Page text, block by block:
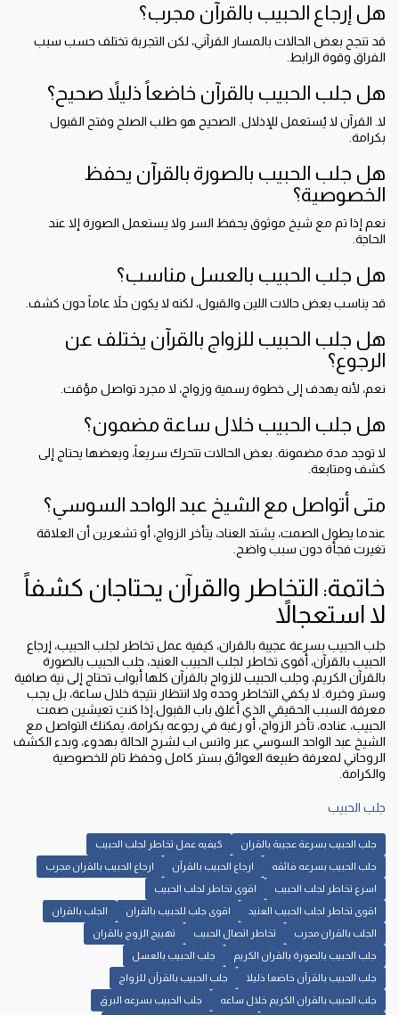
هل إرجاع الحبيب بالقرآن مجرب؟
قد تنجح بعض الحالات بالمسار القرآني، لكن التجربة تختلف حسب سبب
الفراق وقوة الرابط.
هل جلب الحبيب بالقرآن خاضعاً ذليلاً صحيح؟
لا. القرآن لا يُستعمل للإذلال. الصحيح هو طلب الصلح وفتح القبول
بكرامة.
هل جلب الحبيب بالصورة بالقرآن يحفظ
الخصوصية؟
نعم إذا تم مع شيخ موثوق يحفظ السر ولا يستعمل الصورة إلا عند
الحاجة.
هل جلب الحبيب بالعسل مناسب؟
قد يناسب بعض حالات اللين والقبول، لكنه لا يكون حلاً عاماً دون كشف.
هل جلب الحبيب للزواج بالقرآن يختلف عن
الرجوع؟
نعم، لأنه يهدف إلى خطوة رسمية وزواج، لا مجرد تواصل مؤقت.
هل جلب الحبيب خلال ساعة مضمون؟
لا توجد مدة مضمونة. بعض الحالات تتحرك سريعاً، وبعضها يحتاج إلى
كشف ومتابعة.
متى أتواصل مع الشيخ عبد الواحد السوسي؟
عندما يطول الصمت، يشتد العناد، يتأخر الزواج، أو تشعرين أن العلاقة
تغيرت فجأة دون سبب واضح.
خاتمة: التخاطر والقرآن يحتاجان كشفاً
لا استعجالاً
جلب الحبيب بسرعة عجيبة بالقران، كيفية عمل تخاطر لجلب الحبيب، إرجاع
الحبيب بالقرآن، أقوى تخاطر لجلب الحبيب العنيد، جلب الحبيب بالصورة
بالقرآن الكريم، وجلب الحبيب للزواج بالقرآن كلها أبواب تحتاج إلى نية صافية
وستر وخبرة. لا يكفي التخاطر وحده ولا انتظار نتيجة خلال ساعة، بل يجب
معرفة السبب الحقيقي الذي أغلق باب القبول.إذا كنتِ تعيشين صمت
الحبيب، عناده، تأخر الزواج، أو رغبة في رجوعه بكرامة، يمكنك التواصل مع
الشيخ عبد الواحد السوسي عبر واتس اب لشرح الحالة بهدوء، وبدء الكشف
الروحاني لمعرفة طبيعة العوائق بستر كامل وحفظ تام للخصوصية
والكرامة.
جلب الحبيب
جلب الحبيب بسرعة عجيبة بالقران كيفيه عمل تخاطر لجلب الحبيب
جلب الحبيب بسرعه فائقه ارجاع الحبيب بالقرآن ارجاع الحبيب بالقران مجرب
اسرع تخاطر لجلب الحبيب اقوى تخاطر لجلب الحبيب
اقوى تخاطر لجلب الحبيب العنيد اقوى جلب للحبيب بالقران الجلب بالقران
الجلب بالقران مجرب تخاطر اتصال الحبيب تهييج الزوج بالقران
جلب الحبيب بالصورة بالقران الكريم جلب الحبيب بالعسل
جلب الحبيب بالقرآن خاضعا ذليلا جلب الحبيب بالقرآن للزواج
جلب الحبيب بالقران الكريم خلال ساعه جلب الحبيب بسرعه البرق